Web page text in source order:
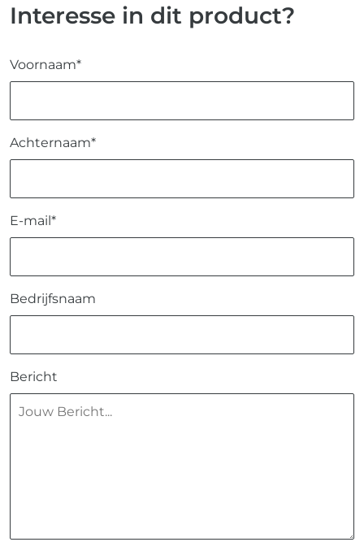
Interesse in dit product?
Voornaam*
Achternaam*
E-mail*
Bedrijfsnaam
Bericht